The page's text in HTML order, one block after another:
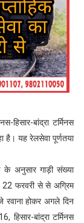
हिसार-बांद्रा टर्मिनस
है। यह रेलसेवा पूर्णतया
के अनुसार गाड़ी संख्या
22 फरवरी से से अग्रिम
रवाना होकर अगले दिन
हिसार-बांद्रा टर्मिनस